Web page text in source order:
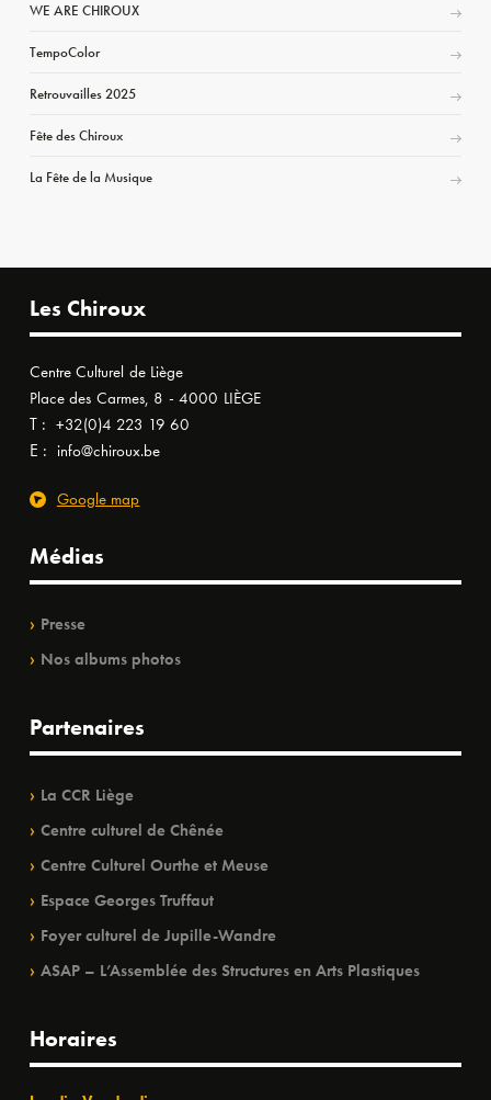
WE ARE CHIROUX
TempoColor
Retrouvailles 2025
Fête des Chiroux
La Fête de la Musique
Les Chiroux
Centre Culturel de Liège
Place des Carmes, 8 - 4000 LIÈGE
T : +32(0)4 223 19 60
E : info@chiroux.be
Google map
Médias
Presse
Nos albums photos
Partenaires
La CCR Liège
Centre culturel de Chênée
Centre Culturel Ourthe et Meuse
Espace Georges Truffaut
Foyer culturel de Jupille-Wandre
ASAP – L’Assemblée des Structures en Arts Plastiques
Horaires